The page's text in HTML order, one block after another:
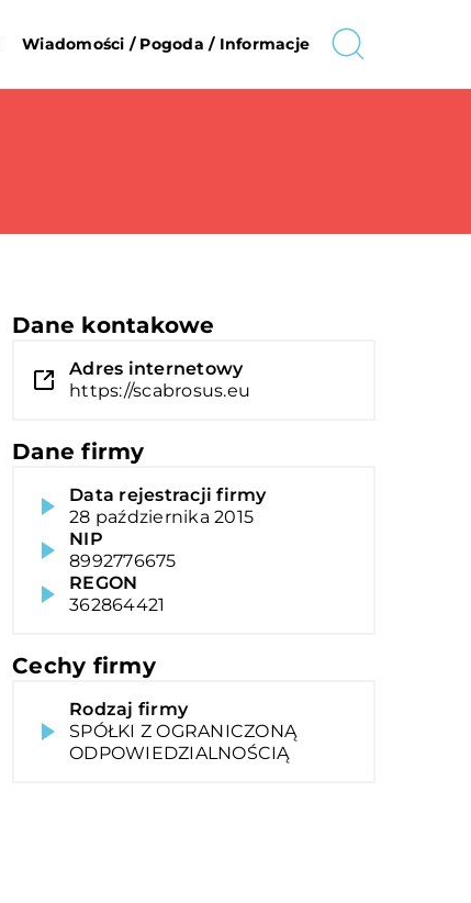
Wiadomości / Pogoda / Informacje
Dane kontakowe
Adres internetowy
https://scabrosus.eu
Dane firmy
Data rejestracji firmy
28 października 2015
NIP
8992776675
REGON
362864421
Cechy firmy
Rodzaj firmy
SPÓŁKI Z OGRANICZONĄ
ODPOWIEDZIALNOŚCIĄ